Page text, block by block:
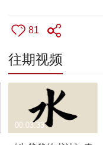
81
往期视频
00:03:33